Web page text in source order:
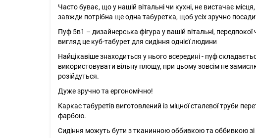
Часто буває, що у нашій вітальні чи кухні, не вистачає
завжди потрібна ще одна табуретка, щоб усіх зручно
Пуф 5в1 – дизайнерська фігура у вашій вітальні,
вигляд це куб-табурет для сидіння однієї людини
Найцікавіше знаходиться у нього всередині - пуф
використовувати вільну площу, при цьому зовсім не
розійдуться.
Дуже зручно та ергономічно!
Каркас табуретів виготовлений із міцної сталевої труби
фарбою.
Сидіння можуть бути з тканинною оббивкою та оббивкою зі